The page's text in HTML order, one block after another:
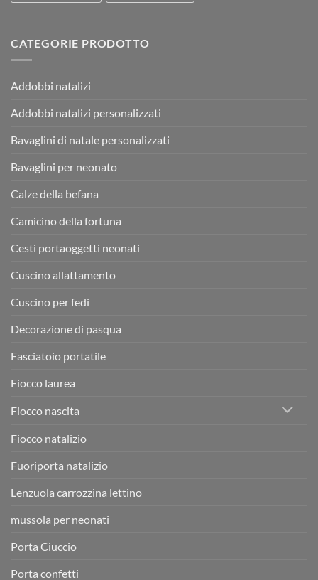
CATEGORIE PRODOTTO
Addobbi natalizi
Addobbi natalizi personalizzati
Bavaglini di natale personalizzati
Bavaglini per neonato
Calze della befana
Camicino della fortuna
Cesti portaoggetti neonati
Cuscino allattamento
Cuscino per fedi
Decorazione di pasqua
Fasciatoio portatile
Fiocco laurea
Fiocco nascita
Fiocco natalizio
Fuoriporta natalizio
Lenzuola carrozzina lettino
mussola per neonati
Porta Ciuccio
Porta confetti